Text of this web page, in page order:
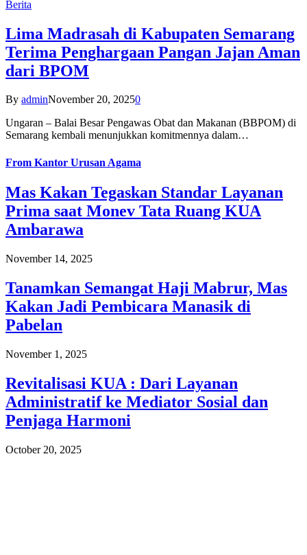
Berita
Lima Madrasah di Kabupaten Semarang
Terima Penghargaan Pangan Jajan Aman
dari BPOM
By adminNovember 20, 20250
Ungaran – Balai Besar Pengawas Obat dan Makanan (BBPOM) di
Semarang kembali menunjukkan komitmennya dalam…
From Kantor Urusan Agama
Mas Kakan Tegaskan Standar Layanan
Prima saat Monev Tata Ruang KUA
Ambarawa
November 14, 2025
Tanamkan Semangat Haji Mabrur, Mas
Kakan Jadi Pembicara Manasik di
Pabelan
November 1, 2025
Revitalisasi KUA : Dari Layanan
Administratif ke Mediator Sosial dan
Penjaga Harmoni
October 20, 2025